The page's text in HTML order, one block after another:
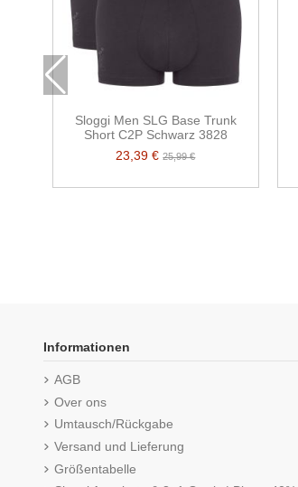
Sloggi Men SLG Base Trunk
Short C2P Schwarz 3828
23,39 €25,99 €
Informationen
AGB
Over ons
Umtausch/Rückgabe
Versand und Lieferung
Größentabelle